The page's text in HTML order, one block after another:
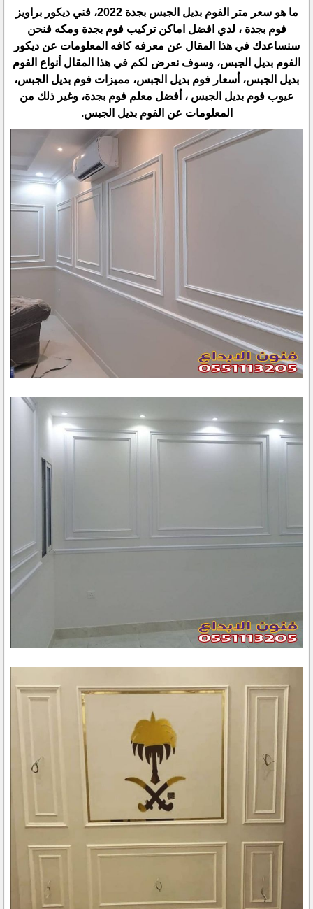
ما هو سعر متر الفوم بديل الجبس بجدة 2022، فني ديكور براويز
فوم بجدة ، لدي افضل اماكن تركيب فوم بجدة ومكه فنحن
سنساعدك في هذا المقال عن معرفه كافه المعلومات عن ديكور
الفوم بديل الجبس، وسوف نعرض لكم في هذا المقال أنواع الفوم
بديل الجبس، أسعار فوم بديل الجبس، مميزات فوم بديل الجبس،
عيوب فوم بديل الجبس ، أفضل معلم فوم بجدة، وغير ذلك من
المعلومات عن الفوم بديل الجبس.